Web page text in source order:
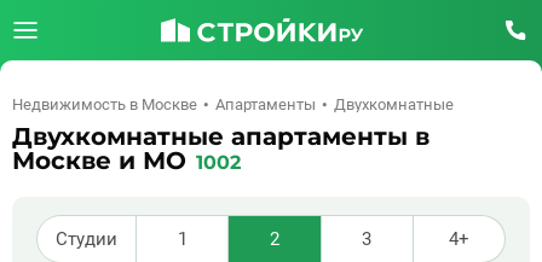
Недвижимость в Москве Апартаменты Двухкомнатные
Двухкомнатные апартаменты в
Москве и МО 1002
Студии 1 2 3 4+